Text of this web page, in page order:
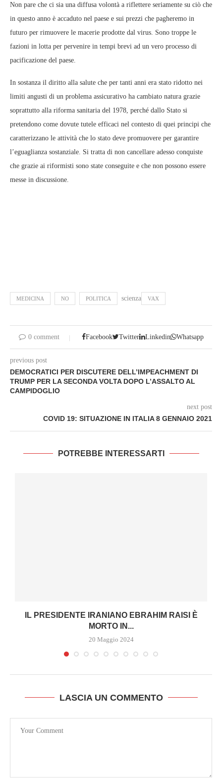
Non pare che ci sia una diffusa volontà a riflettere seriamente su ciò che
in questo anno è accaduto nel paese e sui prezzi che pagheremo in
futuro per rimuovere le macerie prodotte dal virus. Sono troppe le
fazioni in lotta per pervenire in tempi brevi ad un vero processo di
pacificazione del paese.
In sostanza il diritto alla salute che per tanti anni era stato ridotto nei
limiti angusti di un problema assicurativo ha cambiato natura grazie
soprattutto alla riforma sanitaria del 1978, perché dallo Stato si
pretendono come dovute tutele efficaci nel contesto di quei principi che
caratterizzano le attività che lo stato deve promuovere per garantire
l’eguaglianza sostanziale. Si tratta di non cancellare adesso conquiste
che grazie ai riformisti sono state conseguite e che non possono essere
messe in discussione.
MEDICINA NO POLITICA scienza VAX
0 comment Facebook Twitter Linkedin Whatsapp
previous post
DEMOCRATICI PER DISCUTERE DELL’IMPEACHMENT DI
TRUMP PER LA SECONDA VOLTA DOPO L’ASSALTO AL
CAMPIDOGLIO
next post
COVID 19: SITUAZIONE IN ITALIA 8 GENNAIO 2021
POTREBBE INTERESSARTI
IL PRESIDENTE IRANIANO EBRAHIM RAISI È
MORTO IN...
20 Maggio 2024
LASCIA UN COMMENTO